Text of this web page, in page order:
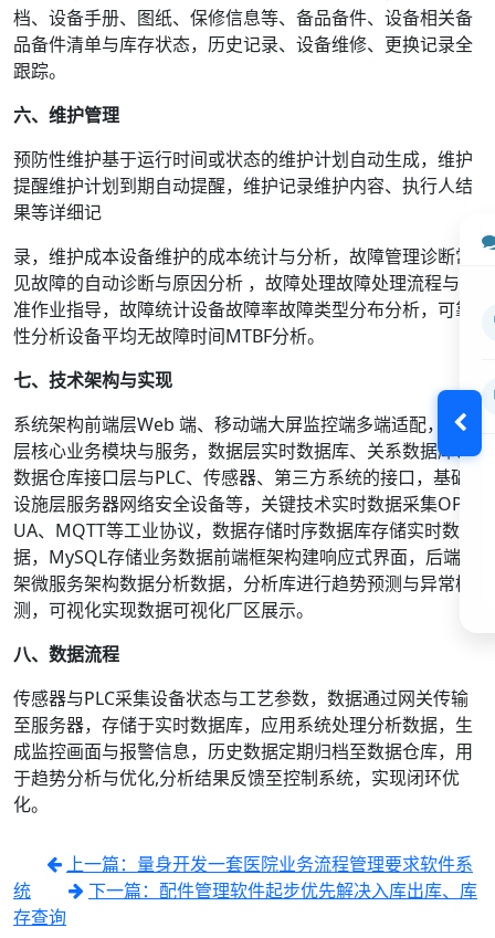
档、设备手册、图纸、保修信息等、备品备件、设备相关备
品备件清单与库存状态，历史记录、设备维修、更换记录全
跟踪。
六、维护管理
预防性维护基于运行时间或状态的维护计划自动生成，维护
提醒维护计划到期自动提醒，维护记录维护内容、执行人结
果等详细记
录，维护成本设备维护的成本统计与分析，故障管理诊断常
见故障的自动诊断与原因分析 ，故障处理故障处理流程与标
准作业指导，故障统计设备故障率故障类型分布分析，可靠
性分析设备平均无故障时间MTBF分析。
七、技术架构与实现
系统架构前端层Web 端、移动端大屏监控端多端适配，应用
层核心业务模块与服务，数据层实时数据库、关系数据库、
数据仓库接口层与PLC、传感器、第三方系统的接口，基础
设施层服务器网络安全设备等，关键技术实时数据采集OPC
UA、MQTT等工业协议，数据存储时序数据库存储实时数
据，MySQL存储业务数据前端框架构建响应式界面，后端框
架微服务架构数据分析数据，分析库进行趋势预测与异常检
测，可视化实现数据可视化厂区展示。
八、数据流程
传感器与PLC采集设备状态与工艺参数，数据通过网关传输
至服务器，存储于实时数据库，应用系统处理分析数据，生
成监控画面与报警信息，历史数据定期归档至数据仓库，用
于趋势分析与优化,分析结果反馈至控制系统，实现闭环优
化。
上一篇：量身开发一套医院业务流程管理要求软件系
统
下一篇：配件管理软件起步优先解决入库出库、库
存查询